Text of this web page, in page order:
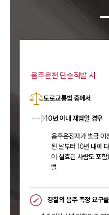
음주운전 단순적발 시
도로교통법 중에서
10년 이내 재범일 경우
음주운전자가 벌금 이
된 날부터 10년 내에
이 실효된 사람도 포
벌
경찰의 음주 측정 요구